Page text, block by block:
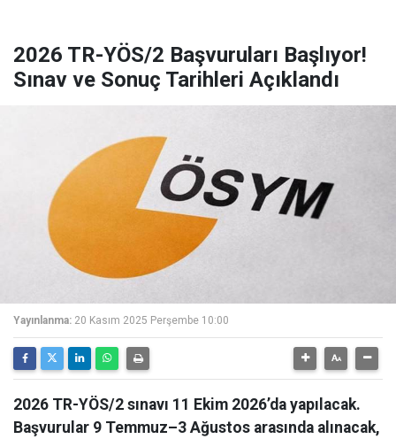
2026 TR-YÖS/2 Başvuruları Başlıyor!
Sınav ve Sonuç Tarihleri Açıklandı
Yayınlanma: 20 Kasım 2025 Perşembe 10:00
2026 TR-YÖS/2 sınavı 11 Ekim 2026’da yapılacak.
Başvurular 9 Temmuz–3 Ağustos arasında alınacak,